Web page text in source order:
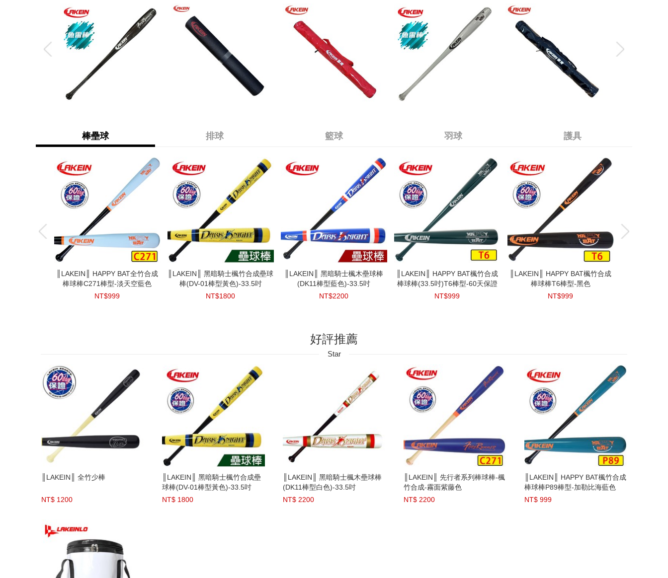
NT$2000
灰色
棒壘球
║LAKEIN║ HAPPY BAT全竹合成
棒球棒C271棒型-淡天空藍色
NT$999
║LAKEIN║ 黑暗騎士楓竹合成壘球
棒(DV-01棒型黃色)-33.5吋
NT$1800
║LAKEIN║ 黑暗騎士楓木壘球棒
(DK11棒型藍色)-33.5吋
NT$2200
║LAKEIN║ HAPPY BAT楓竹合成
棒球棒(33.5吋)T6棒型-60天保證
NT$999
║LAKEIN║ HAPPY BAT楓竹合成
棒球棒T6棒型-黑色
NT$999
prev next
排球
║Conti║頂級超世代橡膠排球-5號
V990-5-RWB
NT$400
║Conti║5號安全軟式排球V1000-
5-RWB
NT$500
║Conti║超軟橡膠排球-5號V700-
5-RWB
NT$400
prev next
籃球
║LAKEINLO║H735耐磨橡膠深溝
籃球/進階型-7號籃球
NT$299
║SPALDING║斯伯丁單顆裝網袋-
深藍
NT$50
║NIKE║NIKE LEBRON ALL
COURTS -7號籃球
NT$480
prev next
羽球
║KAWASAKI║比賽級12入羽毛球-
鵝毛
NT$560
║KAWASAKI║練習級6入羽毛球-鵝
毛
NT$170
║KAWASAKI║標準級12入羽毛球-
鵝毛
NT$410
prev next
護具
║3M║特級穩定型護踝
NT$800
║深呼吸系列║ B1-502奈米竹炭針
織彈簧側條開洞護膝
NT$100
║3M║網球/高爾夫專用護肘
NT$300
║3M║拉繩式護腰
NT$1100
║3M║可調式穩定型髕骨帶
NT$350
prev next
好評推薦
Star
║LAKEIN║ 全竹少棒
NT$ 1200
║LAKEIN║ 黑暗騎士楓竹合成壘
球棒(DV-01棒型黃色)-33.5吋
NT$ 1800
║LAKEIN║ 黑暗騎士楓木壘球棒
(DK11棒型白色)-33.5吋
NT$ 2200
║LAKEIN║ 先行者系列棒球棒-楓
竹合成-霧面紫藤色
NT$ 2200
║LAKEIN║ HAPPY BAT楓竹合成
棒球棒P89棒型-加勒比海藍色
NT$ 999